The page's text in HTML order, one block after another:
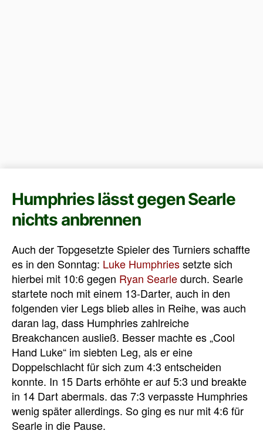
Humphries lässt gegen Searle
nichts anbrennen
Auch der Topgesetzte Spieler des Turniers schaffte
es in den Sonntag: Luke Humphriessetzte sich
hierbei mit 10:6 gegen Ryan Searledurch. Searle
startete noch mit einem 13-Darter, auch in den
folgenden vier Legs blieb alles in Reihe, was auch
daran lag, dass Humphries zahlreiche
Breakchancen ausließ. Besser machte es „Cool
Hand Luke“ im siebten Leg, als er eine
Doppelschlacht für sich zum 4:3 entscheiden
konnte. In 15 Darts erhöhte er auf 5:3 und breakte
in 14 Dart abermals. das 7:3 verpasste Humphries
wenig später allerdings. So ging es nur mit 4:6 für
Searle in die Pause.